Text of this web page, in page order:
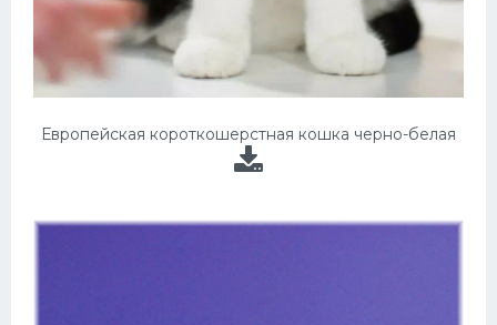
Европейская короткошерстная кошка черно-белая